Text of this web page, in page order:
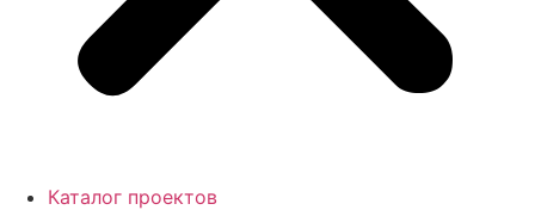
Каталог проектов